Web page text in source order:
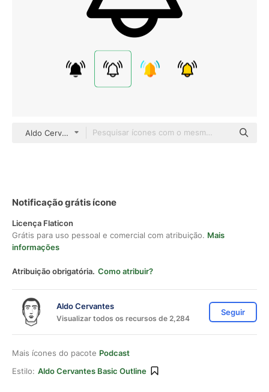
Aldo Cervantes Basic Outline
Notificação grátis ícone
Licença Flaticon
Grátis para uso pessoal e comercial com atribuição. Mais
informações
Atribuição obrigatória. Como atribuir?
Aldo Cervantes
Visualizar todos os recursos de 2,284
Seguir
Mais ícones do pacote Podcast
Estilo: Aldo Cervantes Basic Outline